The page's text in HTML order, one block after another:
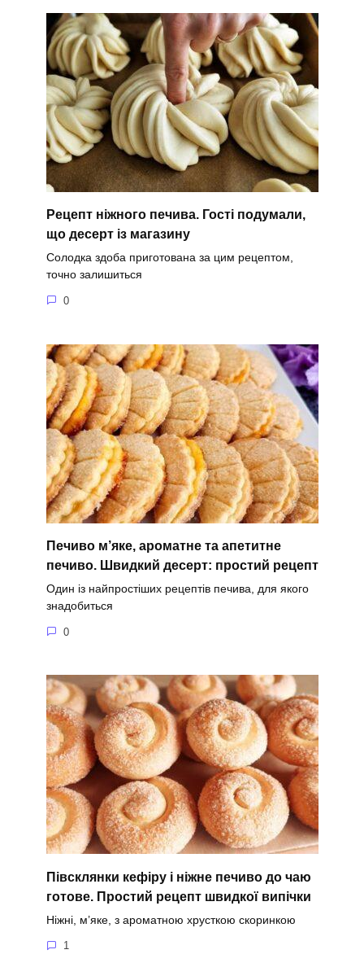
Рецепт ніжного печива. Гості подумали,
що десерт із магазину
Солодка здоба приготована за цим рецептом,
точно залишиться
0
Печиво м’яке, ароматне та апетитне
печиво. Швидкий десерт: простий рецепт
Один із найпростіших рецептів печива, для якого
знадобиться
0
Півсклянки кефіру і ніжне печиво до чаю
готове. Простий рецепт швидкої випічки
Ніжні, м’яке, з ароматною хрусткою скоринкою
1